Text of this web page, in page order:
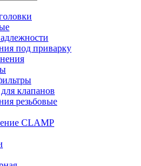
под приварку
клапанов
резьбовые
CLAMP